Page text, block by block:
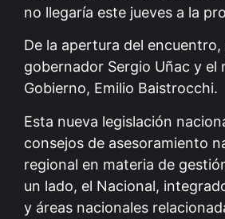
no llegaría este jueves a la
De la apertura del
gobernador Sergio Uñac y el
Gobierno, Emilio Baistrocchi.
Esta nueva legislación
consejos de asesoramiento
regional en materia de
un lado, el Nacional,
y áreas nacionales